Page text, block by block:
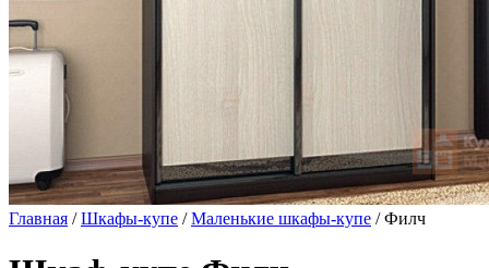
Главная /Шкафы-купе /Маленькие шкафы-купе / Филч